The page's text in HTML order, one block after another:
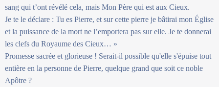
sang qui t’ont révélé cela, mais Mon Père qui est aux Cieux.
Je te le déclare : Tu es Pierre, et sur cette pierre je bâtirai mon Église
et la puissance de la mort ne l’emportera pas sur elle. Je te donnerai
les clefs du Royaume des Cieux… »
Promesse sacrée et glorieuse ! Serait-il possible qu'elle s'épuise tout
entière en la personne de Pierre, quelque grand que soit ce noble
Apôtre ?